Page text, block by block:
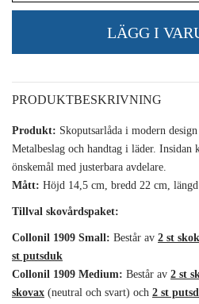
PRODUKTBESKRIVNING
Produkt: Skoputsarlåda i modern
Metalbeslag och handtag i läder. Insidan
önskemål med justerbara avdelare.
Mått: Höjd 14,5 cm, bredd 22 cm,
Tillval skovårdspaket:
Collonil 1909 Small: Består av 2 st
st putsduk
Collonil 1909 Medium: Består av 2 st
skovax (neutral och svart) och 2 st